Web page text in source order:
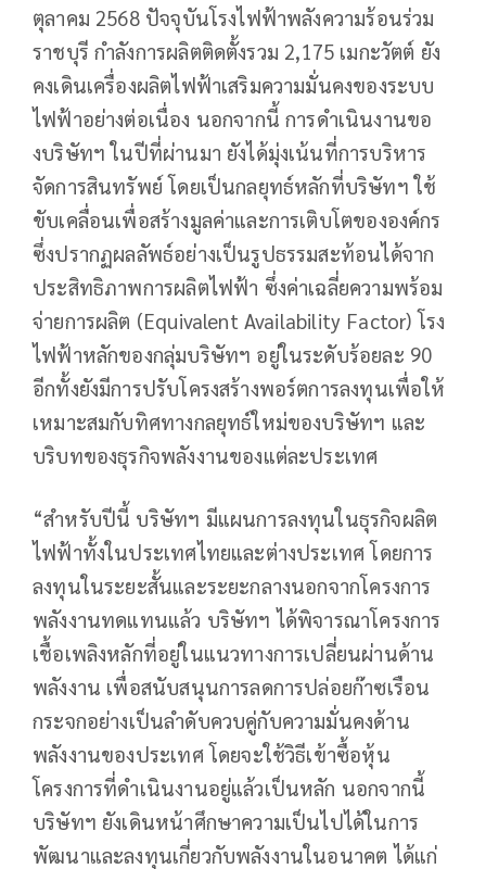
ตุลาคม 2568 ปัจจุบันโรงไฟฟ้าพลังความร้อนร่วม
ราชบุรี กำลังการผลิตติดตั้งรวม 2,175 เมกะวัตต์ ยัง
คงเดินเครื่องผลิตไฟฟ้าเสริมความมั่นคงของระบบ
ไฟฟ้าอย่างต่อเนื่อง นอกจากนี้ การดำเนินงานขอ
งบริษัทฯ ในปีที่ผ่านมา ยังได้มุ่งเน้นที่การบริหาร
จัดการสินทรัพย์ โดยเป็นกลยุทธ์หลักที่บริษัทฯ ใช้
ขับเคลื่อนเพื่อสร้างมูลค่าและการเติบโตขององค์กร
ซึ่งปรากฏผลลัพธ์อย่างเป็นรูปธรรมสะท้อนได้จาก
ประสิทธิภาพการผลิตไฟฟ้า ซึ่งค่าเฉลี่ยความพร้อม
จ่ายการผลิต (Equivalent Availability Factor) โรง
ไฟฟ้าหลักของกลุ่มบริษัทฯ อยู่ในระดับร้อยละ 90
อีกทั้งยังมีการปรับโครงสร้างพอร์ตการลงทุนเพื่อให้
เหมาะสมกับทิศทางกลยุทธ์ใหม่ของบริษัทฯ และ
บริบทของธุรกิจพลังงานของแต่ละประเทศ
“สำหรับปีนี้ บริษัทฯ มีแผนการลงทุนในธุรกิจผลิต
ไฟฟ้าทั้งในประเทศไทยและต่างประเทศ โดยการ
ลงทุนในระยะสั้นและระยะกลางนอกจากโครงการ
พลังงานทดแทนแล้ว บริษัทฯ ได้พิจารณาโครงการ
เชื้อเพลิงหลักที่อยู่ในแนวทางการเปลี่ยนผ่านด้าน
พลังงาน เพื่อสนับสนุนการลดการปล่อยก๊าซเรือน
กระจกอย่างเป็นลำดับควบคู่กับความมั่นคงด้าน
พลังงานของประเทศ โดยจะใช้วิธีเข้าซื้อหุ้น
โครงการที่ดำเนินงานอยู่แล้วเป็นหลัก นอกจากนี้
บริษัทฯ ยังเดินหน้าศึกษาความเป็นไปได้ในการ
พัฒนาและลงทุนเกี่ยวกับพลังงานในอนาคต ได้แก่